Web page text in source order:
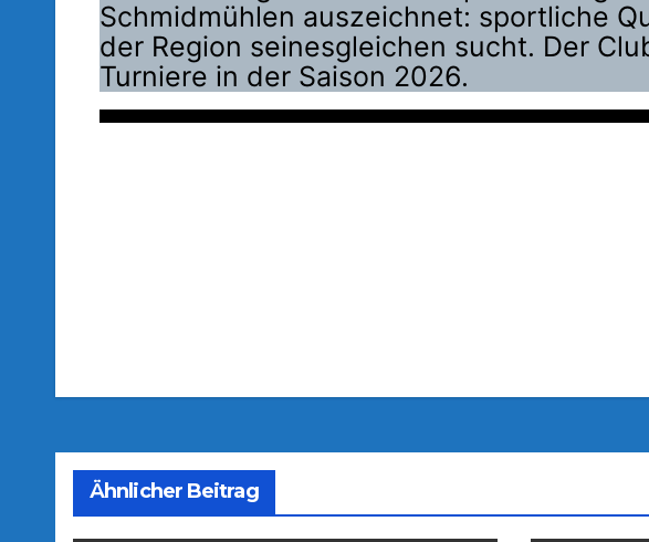
Schmidmühlen auszeichnet: sportliche
der Region seinesgleichen sucht. Der
Turniere in der Saison 2026.
Ähnlicher Beitrag